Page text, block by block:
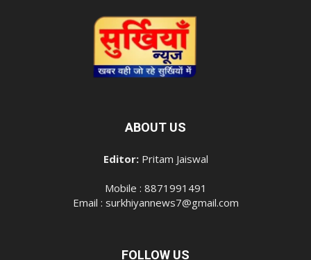
ABOUT US
Editor:Pritam Jaiswal
Mobile : 8871991491
Email : surkhiyannews7@gmail.com
FOLLOW US